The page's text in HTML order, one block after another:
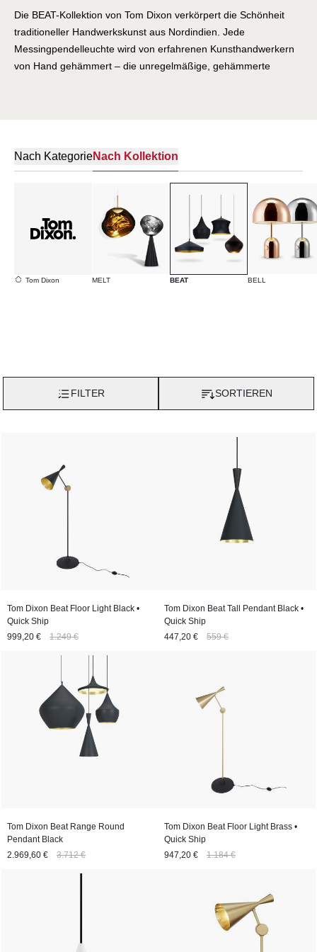
Die BEAT-Kollektion von Tom Dixon verkörpert die Schönheit
traditioneller Handwerkskunst aus Nordindien. Jede
Messingpendelleuchte wird von erfahrenen Kunsthandwerkern
von Hand gehämmert – die unregelmäßige, gehämmerte
Feier des handgemachten Luxus, der in jedem Detail die Seele
Nach KategorieNach Kollektion
Tom Dixon MELT BEAT BELL
FILTER SORTIEREN
Tom Dixon Beat Floor Light Black •
Quick Ship
999,20 €
1.249 €
Tom Dixon Beat Tall Pendant Black •
Quick Ship
447,20 €
559 €
Tom Dixon Beat Range Round
Pendant Black
2.969,60 €
3.712 €
Tom Dixon Beat Floor Light Brass •
Quick Ship
947,20 €
1.184 €